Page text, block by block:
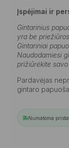
Įspėjimai ir
Gintarinius
yra be
Gintariniai
Naudodamiesi
prižiūrėkite
Pardavėjas
gintaro
Numatoma